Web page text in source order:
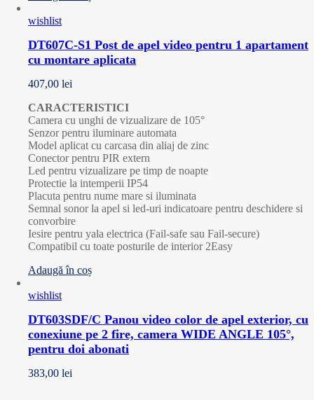
wishlist
DT607C-S1 Post de apel video pentru 1 apartament
cu montare aplicata
407,00 lei
CARACTERISTICI
Camera cu unghi de vizualizare de 105°
Senzor pentru iluminare automata
Model aplicat cu carcasa din aliaj de zinc
Conector pentru PIR extern
Led pentru vizualizare pe timp de noapte
Protectie la intemperii IP54
Placuta pentru nume mare si iluminata
Semnal sonor la apel si led-uri indicatoare pentru deschidere si
convorbire
Iesire pentru yala electrica (Fail-safe sau Fail-secure)
Compatibil cu toate posturile de interior 2Easy
Adaugă în coș
wishlist
DT603SDF/C Panou video color de apel exterior, cu
conexiune pe 2 fire, camera WIDE ANGLE 105°,
pentru doi abonati
383,00 lei